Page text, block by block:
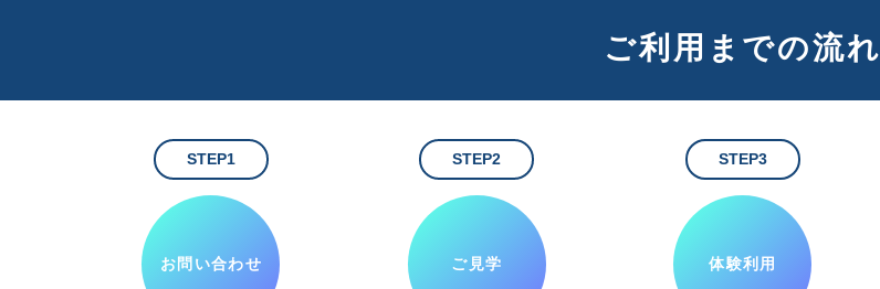
ご利用までの流れ
STEP1
お問い合わせ
STEP2
ご見学
STEP3
体験利用